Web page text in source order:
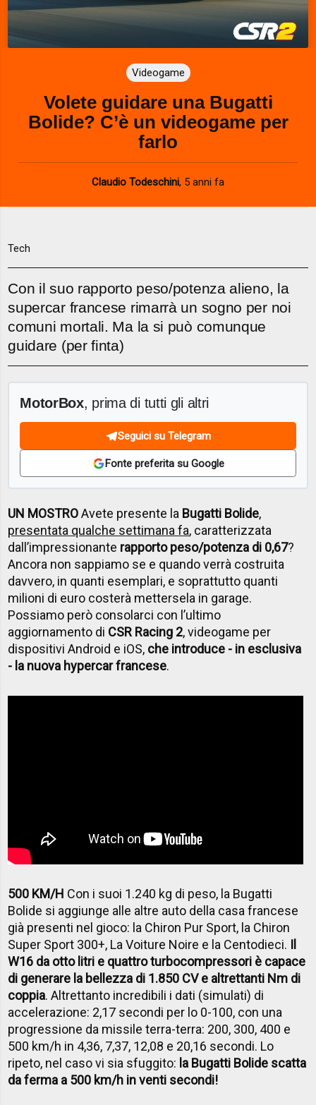
Videogame
Volete guidare una Bugatti
Bolide? C’è un videogame per
farlo
Claudio Todeschini, 5 anni fa
Tech
Con il suo rapporto peso/potenza alieno, la
supercar francese rimarrà un sogno per noi
comuni mortali. Ma la si può comunque
guidare (per finta)
MotorBox, prima di tutti gli altri
Seguici su Telegram
Fonte preferita su Google
UN MOSTROAvete presente la Bugatti Bolide,
presentata qualche settimana fa, caratterizzata
dall’impressionante rapporto peso/potenza di 0,67?
Ancora non sappiamo se e quando verrà costruita
davvero, in quanti esemplari, e soprattutto quanti
milioni di euro costerà mettersela in garage.
Possiamo però consolarci con l’ultimo
aggiornamento di CSR Racing 2, videogame per
dispositivi Android e iOS, che introduce - in esclusiva
- la nuova hypercar francese.
500 KM/H Con i suoi 1.240 kg di peso, la Bugatti
Bolide si aggiunge alle altre auto della casa francese
già presenti nel gioco: la Chiron Pur Sport, la Chiron
Super Sport 300+, La Voiture Noire e la Centodieci. Il
W16 da otto litri e quattro turbocompressori è capace
di generare la bellezza di 1.850 CV e altrettanti Nm di
coppia. Altrettanto incredibili i dati (simulati) di
accelerazione: 2,17 secondi per lo 0-100, con una
progressione da missile terra-terra: 200, 300, 400 e
500 km/h in 4,36, 7,37, 12,08 e 20,16 secondi. Lo
ripeto, nel caso vi sia sfuggito: la Bugatti Bolide scatta
da ferma a 500 km/h in venti secondi!